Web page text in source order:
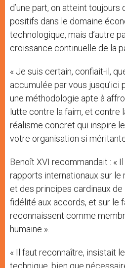
d’une part, on atteint toujours
positifs dans le domaine
technologique, mais d’autre
croissance continuelle de la
« Je suis certain, confiait-il,
accumulée par vous jusqu’ici
une méthodologie apte à
lutte contre la faim, et contre
réalisme concret qui inspire
votre organisation si méritante
Benoît XVI recommandait : «
rapports internationaux sur le
et des principes cardinaux
fidélité aux accords, et sur le
reconnaissent comme
humaine ».
« Il faut reconnaître, insistait
technique, bien que